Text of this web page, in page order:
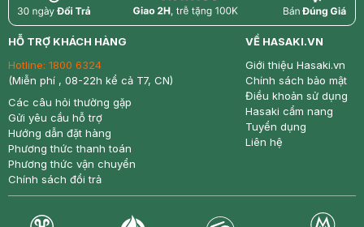
return nowfree price
HỖ TRỢ KHÁCH HÀNG
Hotline: 1800 6324
(Miễn phí , 08-22h kể cả T7, CN)
Các câu hỏi thường gặp
Gửi yêu cầu hỗ trợ
Hướng dẫn đặt hàng
Phương thức thanh toán
Phương thức vận chuyển
Chính sách đổi trả
VỀ HASAKI.VN
Giới thiệu Hasaki.vn
Chính sách bảo mật
Điều khoản sử dụng
Hasaki cẩm nang
Tuyển dụng
Liên hệ